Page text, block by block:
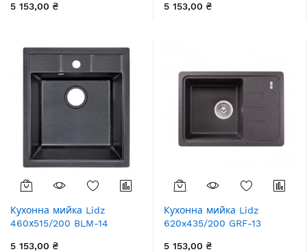
5 153,00 ₴
5 153,00 ₴
Кухонна мийка Lidz
460х515/200 BLM-14
5 153,00 ₴
Кухонна мийка Lidz
620x435/200 GRF-13
5 153,00 ₴